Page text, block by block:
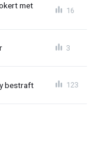
met
16
3
bestraft 123